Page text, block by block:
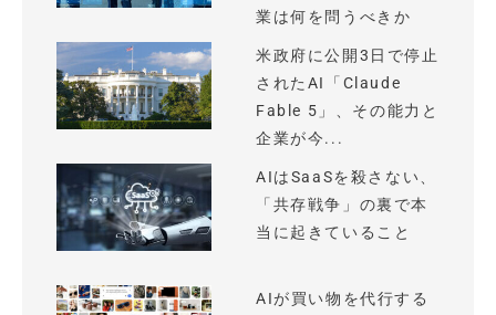
業は何を問うべきか
米政府に公開3日で停止
されたAI「Claude
Fable 5」、その能力と
企業が今...
AIはSaaSを殺さない、
「共存戦争」の裏で本
当に起きていること
AIが買い物を代行する